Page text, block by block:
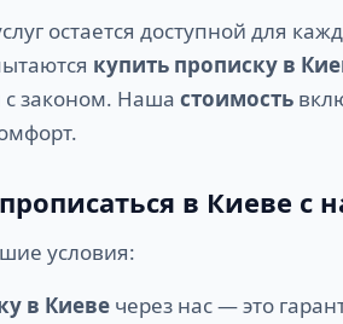
остается доступной для
купить прописку в
с законом. Наша стоимость
в Киеве с
условия:
в Киеве через нас — это